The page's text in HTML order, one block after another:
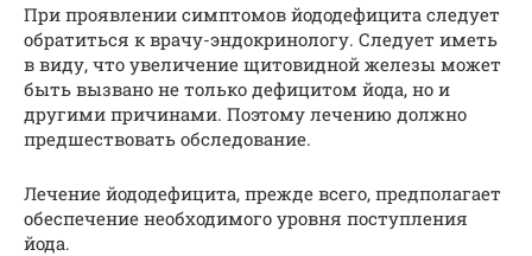
При проявлении симптомов йододефицита следует
обратиться к врачу-эндокринологу. Следует иметь
в виду, что увеличение щитовидной железы может
быть вызвано не только дефицитом йода, но и
другими причинами. Поэтому лечению должно
предшествовать обследование.
Лечение йододефицита, прежде всего, предполагает
обеспечение необходимого уровня поступления
йода.